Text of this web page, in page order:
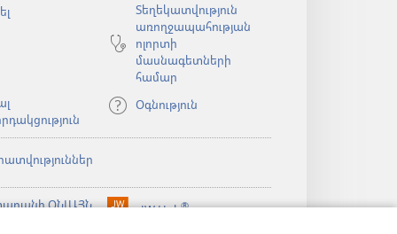
Տեղեկատվություն
առողջապահության
ոլորտի
մասնագետների
համար
Օգնություն
ՕՆԼԱՅՆ
JW Hub®